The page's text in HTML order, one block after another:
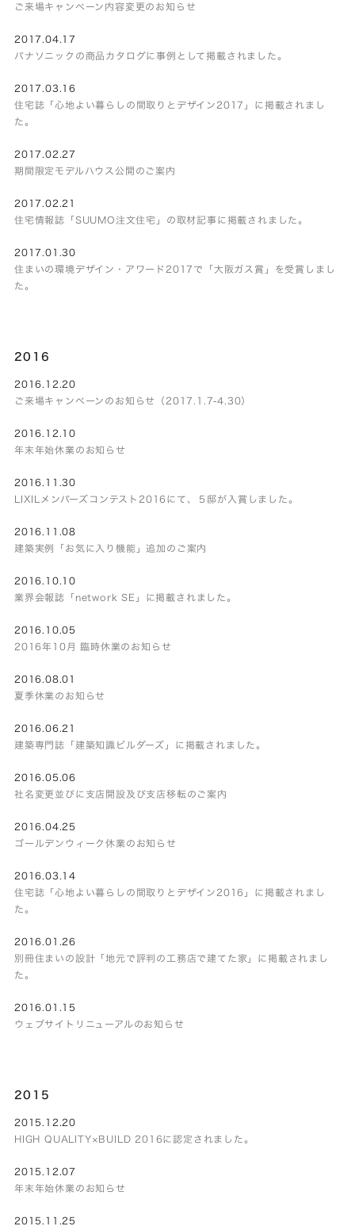
ご来場キャンペーン内容変更のお知らせ
2017.04.17
パナソニックの商品カタログに事例として掲載されました。
2017.03.16
住宅誌「心地よい暮らしの間取りとデザイン2017」に掲載されまし
た。
2017.02.27
期間限定モデルハウス公開のご案内
2017.02.21
住宅情報誌「SUUMO注文住宅」の取材記事に掲載されました。
2017.01.30
住まいの環境デザイン・アワード2017で「大阪ガス賞」を受賞しまし
た。
2016
2016.12.20
ご来場キャンペーンのお知らせ（2017.1.7-4.30）
2016.12.10
年末年始休業のお知らせ
2016.11.30
LIXILメンバーズコンテスト2016にて、５邸が入賞しました。
2016.11.08
建築実例「お気に入り機能」追加のご案内
2016.10.10
業界会報誌「network SE」に掲載されました。
2016.10.05
2016年10月 臨時休業のお知らせ
2016.08.01
夏季休業のお知らせ
2016.06.21
建築専門誌「建築知識ビルダーズ」に掲載されました。
2016.05.06
社名変更並びに支店開設及び支店移転のご案内
2016.04.25
ゴールデンウィーク休業のお知らせ
2016.03.14
住宅誌「心地よい暮らしの間取りとデザイン2016」に掲載されまし
た。
2016.01.26
別冊住まいの設計「地元で評判の工務店で建てた家」に掲載されまし
た。
2016.01.15
ウェブサイトリニューアルのお知らせ
2015
2015.12.20
HIGH QUALITY×BUILD 2016に認定されました。
2015.12.07
年末年始休業のお知らせ
2015.11.25